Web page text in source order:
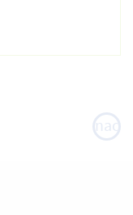
nach
oben